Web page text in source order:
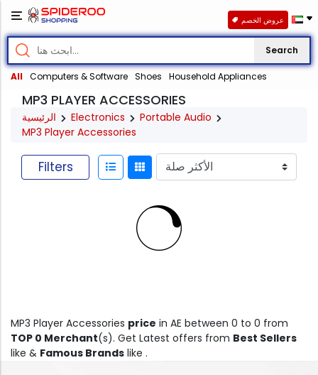
Search
All Computers & Software Shoes Household Appliances
عروض الخصم
MP3 PLAYER ACCESSORIES
الرئيسية Electronics
Portable Audio
MP3 Player Accessories
Filters
MP3 Player Accessories price in AE between 0 to 0 from
TOP 0 Merchant(s). Get Latest offers from Best Sellers
like & Famous Brands like .